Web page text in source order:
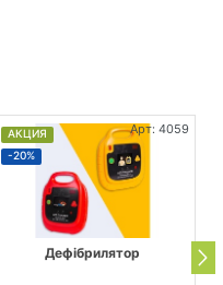
АКЦИЯ
-20%
Арт: 4059
Дефібрилятор